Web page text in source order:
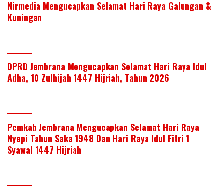
Nirmedia Mengucapkan Selamat Hari Raya Galungan &
Kuningan
DPRD Jembrana Mengucapkan Selamat Hari Raya Idul
Adha, 10 Zulhijah 1447 Hijriah, Tahun 2026
Pemkab Jembrana Mengucapkan Selamat Hari Raya
Nyepi Tahun Saka 1948 Dan Hari Raya Idul Fitri 1
Syawal 1447 Hijriah